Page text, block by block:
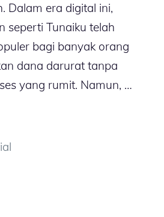
Dalam era digital ini,
seperti Tunaiku telah
bagi banyak orang
dana darurat tanpa
yang rumit. Namun, …